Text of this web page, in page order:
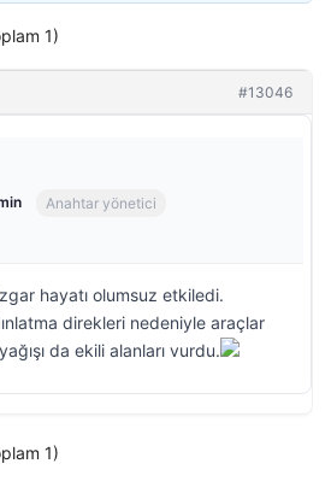
1)
#13046
Anahtar yönetici
hayatı olumsuz etkiledi.
direkleri nedeniyle araçlar
da ekili alanları vurdu.
1)